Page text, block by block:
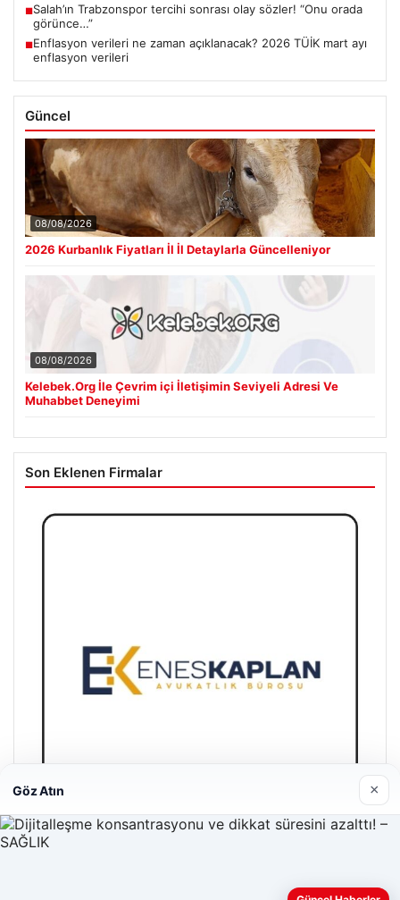
■Salah’ın Trabzonspor tercihi sonrası olay sözler! “Onu orada
görünce…”
■Enflasyon verileri ne zaman açıklanacak? 2026 TÜİK mart ayı
enflasyon verileri
Güncel
08/08/2026
2026 Kurbanlık Fiyatları İl İl Detaylarla Güncelleniyor
08/08/2026
Kelebek.Org İle Çevrim içi İletişimin Seviyeli Adresi Ve
Muhabbet Deneyimi
Son Eklenen Firmalar
Göz Atın ×